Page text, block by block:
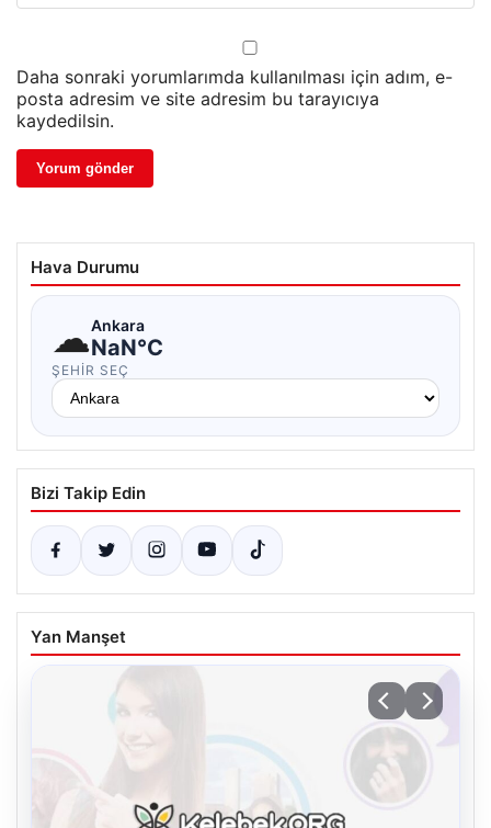
Daha sonraki yorumlarımda kullanılması için adım, e-
posta adresim ve site adresim bu tarayıcıya
kaydedilsin.
Hava Durumu
☁Ankara
NaN°C
ŞEHIR SEÇ
Bizi Takip Edin
Yan Manşet